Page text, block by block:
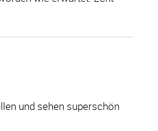
und sehen superschön